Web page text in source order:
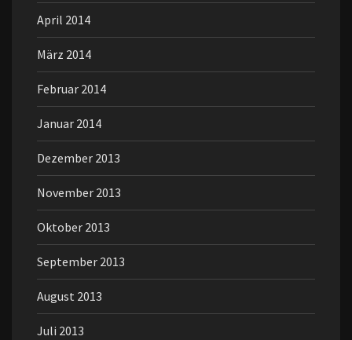
April 2014
März 2014
Februar 2014
Januar 2014
Dezember 2013
November 2013
Oktober 2013
September 2013
August 2013
Juli 2013